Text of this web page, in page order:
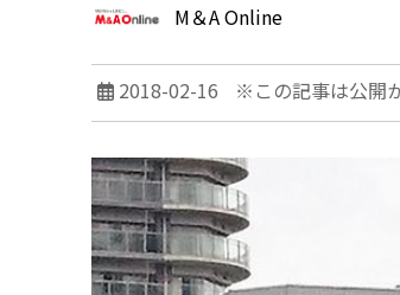
M＆A Online
2018-02-16 ※この記事は公開